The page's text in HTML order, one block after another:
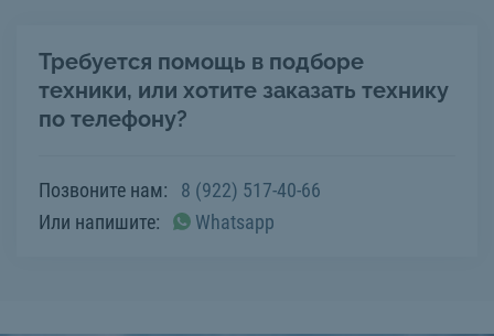
Требуется помощь в подборе
техники, или хотите заказать технику
по телефону?
Позвоните нам:
8 (922) 517-40-66
Или напишите:
Whatsapp